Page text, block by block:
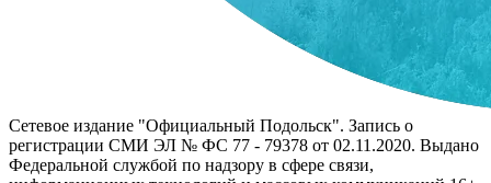
Сетевое издание "Официальный Подольск". Запись о
регистрации СМИ ЭЛ № ФС 77 - 79378 от 02.11.2020. Выдано
Федеральной службой по надзору в сфере связи,